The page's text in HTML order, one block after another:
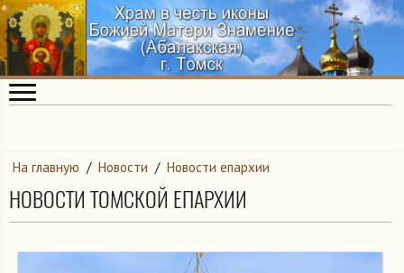
На главную / Новости / Новости епархии
НОВОСТИ ТОМСКОЙ ЕПАРХИИ